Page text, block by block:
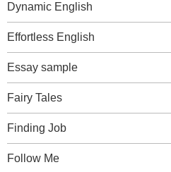
Dynamic English
Effortless English
Essay sample
Fairy Tales
Finding Job
Follow Me